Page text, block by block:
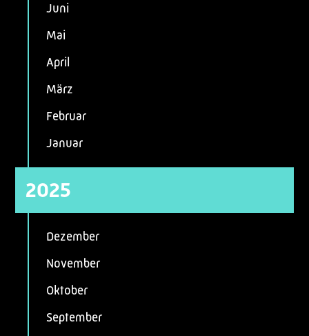
Juni
Mai
April
März
Februar
Januar
2025
Dezember
November
Oktober
September